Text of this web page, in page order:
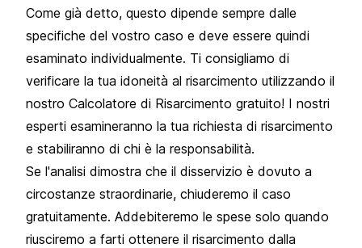
Come già detto, questo dipende sempre dalle
specifiche del vostro caso e deve essere quindi
esaminato individualmente. Ti consigliamo di
verificare la tua idoneità al risarcimento utilizzando il
nostro Calcolatore di Risarcimento gratuito! I nostri
esperti esamineranno la tua richiesta di risarcimento
e stabiliranno di chi è la responsabilità.
Se l'analisi dimostra che il disservizio è dovuto a
circostanze straordinarie, chiuderemo il caso
gratuitamente. Addebiteremo le spese solo quando
riusciremo a farti ottenere il risarcimento dalla